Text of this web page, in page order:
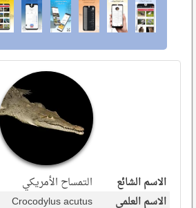
الاسم الشائع
التمساح الأمريكي
الاسم العلمي
Crocodylus acutus